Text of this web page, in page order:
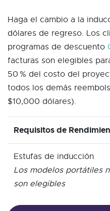
Haga el cambio a la
dólares de regreso. Los
programas de descuento
facturas son elegibles
50 % del costo del
todos los demás
$10,000 dólares).
Requisitos de
Estufas de inducción
Los modelos portátiles
son elegibles